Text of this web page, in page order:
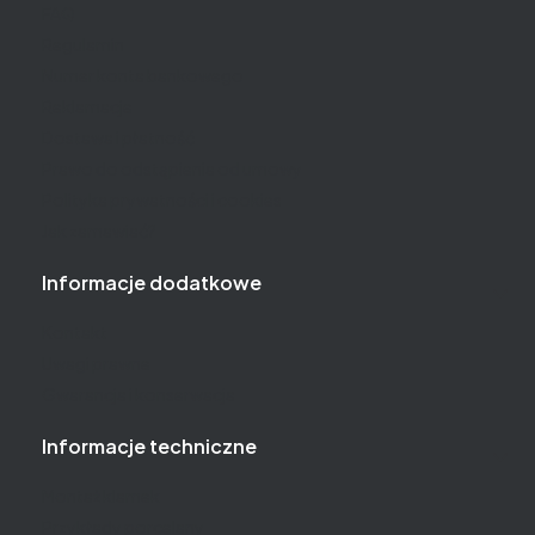
Informacje dodatkowe
Informacje techniczne